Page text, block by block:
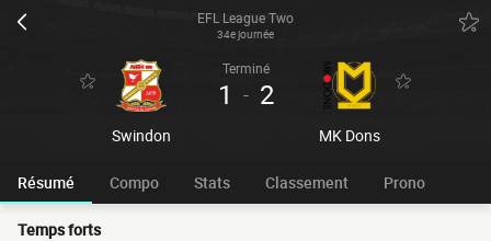
EFL League Two
34e journée
Swindon
Terminé
1 - 2
MK Dons
Résumé Compo Stats Classement Prono
Temps forts